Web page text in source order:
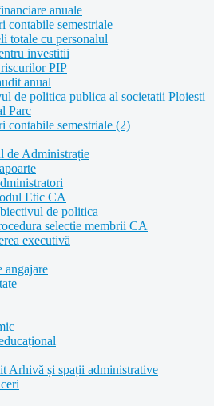
anuale
contabile semestriale
totale cu personalul
investitii
PIP
anual
de politica publica al societatii Ploiesti
Parc
contabile semestriale (2)
de Administrație
Etic CA
de politica
selectie membrii CA
executivă
angajare
Arhivă și spații administrative